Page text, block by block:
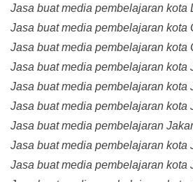
Jasa buat media pembelajaran kota
Jasa buat media pembelajaran kota
Jasa buat media pembelajaran kota
Jasa buat media pembelajaran kota
Jasa buat media pembelajaran kota
Jasa buat media pembelajaran kota
Jasa buat media pembelajaran
Jasa buat media pembelajaran kota
Jasa buat media pembelajaran kota